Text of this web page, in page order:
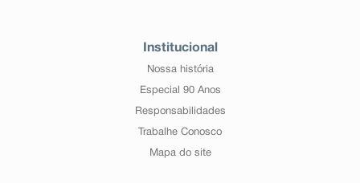
Institucional
Nossa história
Especial 90 Anos
Responsabilidades
Trabalhe Conosco
Mapa do site